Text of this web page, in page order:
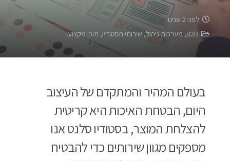
לפני 2 שנים
B2B
, מערכות ניהול,שירותי הסטודיו, תוכן מקצועי
בעולם המהיר והמתקדם של העיצוב
היום, הבטחת האיכות היא קריטית
להצלחת המוצר, בסטודיו סלנט אנו
מספקים מגוון שירותים כדי להבטיח